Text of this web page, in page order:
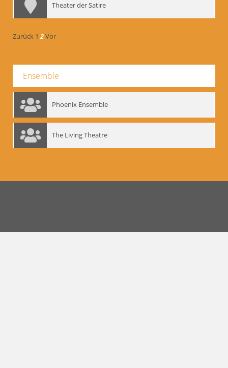
Theater der Satire
Zurück 1 2Vor
Ensemble
Phoenix Ensemble
The Living Theatre